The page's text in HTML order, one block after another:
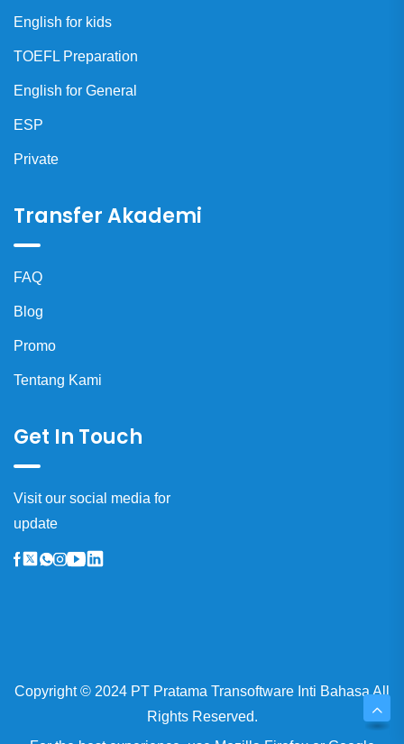
English for kids
TOEFL Preparation
English for General
ESP
Private
Transfer Akademi
FAQ
Blog
Promo
Tentang Kami
Get In Touch
Visit our social media for
update
Copyright © 2024 PT Pratama Transoftware Inti Bahasa All
Rights Reserved.